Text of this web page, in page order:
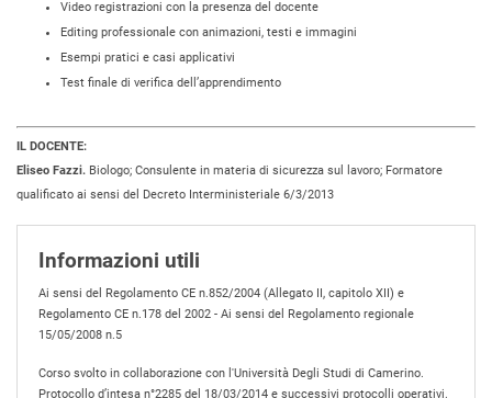
Video registrazioni con la presenza del docente
Editing professionale con animazioni, testi e immagini
Esempi pratici e casi applicativi
Test finale di verifica dell’apprendimento
IL DOCENTE:
Eliseo Fazzi. Biologo; Consulente in materia di sicurezza sul lavoro; Formatore
qualificato ai sensi del Decreto Interministeriale 6/3/2013
Informazioni utili
Ai sensi del Regolamento CE n.852/2004 (Allegato II, capitolo XII) e
Regolamento CE n.178 del 2002 - Ai sensi del Regolamento regionale
15/05/2008 n.5
Corso svolto in collaborazione con l'Università Degli Studi di Camerino.
Protocollo d’intesa n°2285 del 18/03/2014 e successivi protocolli operativi.